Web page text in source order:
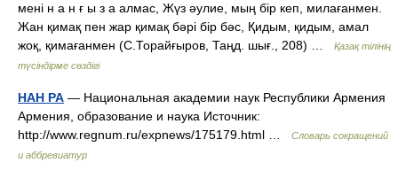
мені н а н ғ ы з а алмас, Жүз әулие, мың бір кеп, милағанмен.
Жан қимақ пен жар қимақ бәрі бір бәс, Қидым, қидым, амал
жоқ, қимағанмен (С.Торайғыров, Таңд. шығ., 208) …
Қазақ тілінің
түсіндірме сөздігі
НАН РА — Национальная академии наук Республики Армения
Армения, образование и наука Источник:
http://www.regnum.ru/expnews/175179.html …
Словарь сокращений
и аббревиатур